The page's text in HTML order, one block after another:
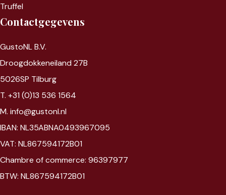
Truffel
Contactgegevens
GustoNL B.V.
Droogdokkeneiland 27B
5026SP Tilburg
T. +31 (0)13 536 1564
M. info@gustonl.nl
IBAN: NL35ABNA0493967095
VAT: NL867594172B01
Chambre of commerce: 96397977
BTW: NL867594172B01